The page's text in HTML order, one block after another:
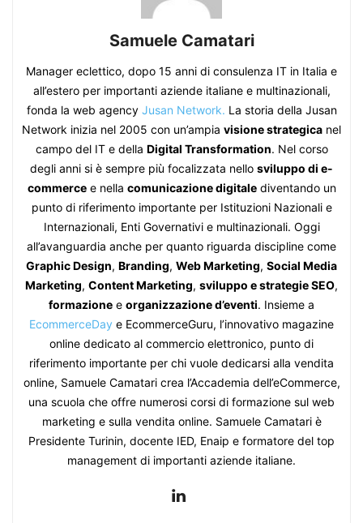
Samuele Camatari
Manager eclettico, dopo 15 anni di consulenza IT in Italia e
all’estero per importanti aziende italiane e multinazionali,
fonda la web agency Jusan Network. La storia della Jusan
Network inizia nel 2005 con un’ampia visione strategica nel
campo del IT e della Digital Transformation. Nel corso
degli anni si è sempre più focalizzata nello sviluppo di e-
commercee nella comunicazione digitalediventando un
punto di riferimento importante per Istituzioni Nazionali e
Internazionali, Enti Governativi e multinazionali. Oggi
all’avanguardia anche per quanto riguarda discipline come
Graphic Design, Branding, Web Marketing, Social Media
Marketing, Content Marketing, sviluppo e strategie SEO,
formazione e organizzazione d’eventi. Insieme a
EcommerceDay e EcommerceGuru, l’innovativo magazine
online dedicato al commercio elettronico, punto di
riferimento importante per chi vuole dedicarsi alla vendita
online, Samuele Camatari crea l’Accademia dell’eCommerce,
una scuola che offre numerosi corsi di formazione sul web
marketing e sulla vendita online. Samuele Camatari è
Presidente Turinin, docente IED, Enaip e formatore del top
management di importanti aziende italiane.